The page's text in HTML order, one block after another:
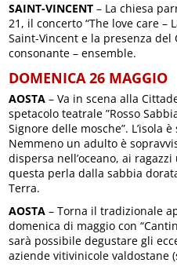
SAINT-VINCENT – La chiesa
21, il concerto “The love care –
Saint-Vincent e la presenza del
consonante – ensemble.
DOMENICA 26 MAGGIO
AOSTA – Va in scena alla
spetacolo teatrale ”Rosso
Signore delle mosche”. L’isola
Nemmeno un adulto è
dispersa nell’oceano, ai
questa perla dalla sabbia
Terra.
AOSTA – Torna il tradizionale
domenica di maggio con
sarà possibile degustare gli
aziende vitivinicole valdostane